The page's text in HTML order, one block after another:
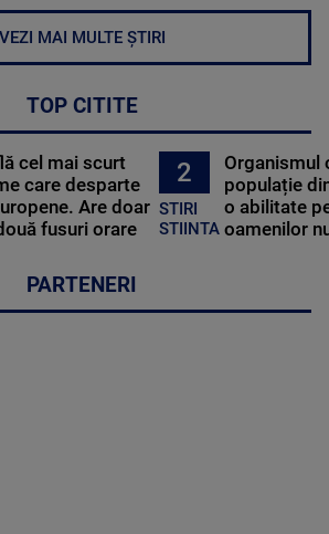
VEZI MAI MULTE ȘTIRI
TOP CITITE
cel mai scurt
care desparte
Are doar
fusuri orare
2
STIRI
STIINTA
Organismul
populație
o abilitate
oamenilor
PARTENERI